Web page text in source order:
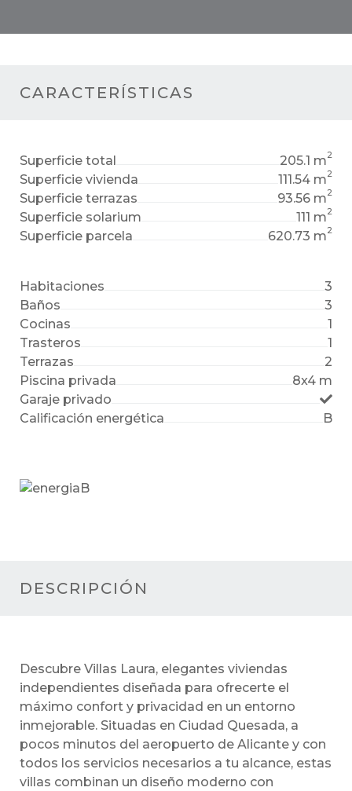
CARACTERÍSTICAS
Superficie total 205.1 m2
Superficie vivienda 111.54 m2
Superficie terrazas 93.56 m2
Superficie solarium 111 m2
Superficie parcela 620.73 m2
Habitaciones
3
Baños
3
Cocinas
1
Trasteros
1
Terrazas
2
Piscina privada
8x4 m
Garaje privado
Calificación energética
B
B
DESCRIPCIÓN
Descubre Villas Laura, elegantes viviendas
independientes diseñada para ofrecerte el
máximo confort y privacidad en un entorno
inmejorable. Situadas en Ciudad Quesada, a
pocos minutos del aeropuerto de Alicante y con
todos los servicios necesarios a tu alcance, estas
villas combinan un diseño moderno con